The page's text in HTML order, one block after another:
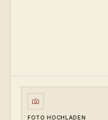
FOTO HOCHLADEN